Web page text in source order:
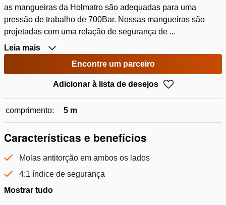
as mangueiras da Holmatro são adequadas para uma
pressão de trabalho de 700Bar. Nossas mangueiras são
projetadas com uma relação de segurança de ...
Leia mais
Encontre um parceiro
Adicionar à lista de desejos
comprimento: 5 m
Características e benefícios
Molas antitorção em ambos os lados
4:1 índice de segurança
Mostrar tudo